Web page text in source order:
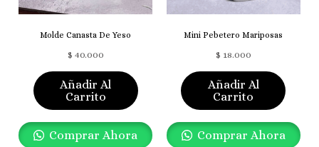
Molde Canasta De Yeso
$ 40.000
Añadir Al
Carrito
Comprar Ahora
Mini Pebetero Mariposas
$ 18.000
Añadir Al
Carrito
Comprar Ahora